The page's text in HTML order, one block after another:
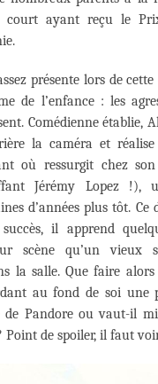
court ayant reçu le
présente lors de
de l’enfance : les
Comédienne établie,
la caméra et
où ressurgit chez son
Jérémy Lopez !),
d’années plus tôt. Ce
il apprend
scène qu’un vieux
la salle. Que faire alors
au fond de soi une
Pandore ou vaut-il
Point de spoiler, il faut